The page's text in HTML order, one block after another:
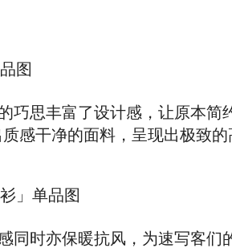
图
巧思丰富了设计感，让原本简
感干净的面料，呈现出极致
」单品图
同时亦保暖抗风，为速写客们